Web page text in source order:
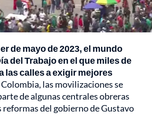
de mayo de 2023, el mundo
del Trabajo en el que miles de
las calles a exigir mejores
Colombia, las movilizaciones se
de algunas centrales obreras
reformas del gobierno de Gustavo